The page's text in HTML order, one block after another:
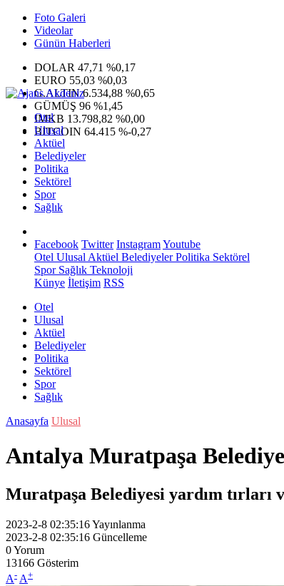
Foto Galeri
Videolar
Günün Haberleri
DOLAR 47,71 %0,17
EURO 55,03 %0,03
G.ALTIN6.534,88 %0,65
GÜMÜŞ 96 %1,45
IMKB 13.798,82 %0,00
BITCOIN 64.415 %-0,27
Otel
Ulusal
Aktüel
Belediyeler
Politika
Sektörel
Spor
Sağlık
Facebook Twitter InstagramYoutube
Otel Ulusal Aktüel BelediyelerPolitika Sektörel
SporSağlık Teknoloji
Künye İletişim RSS
Otel
Ulusal
Aktüel
Belediyeler
Politika
Sektörel
Spor
Sağlık
Anasayfa Ulusal
Antalya Muratpaşa
Muratpaşa Belediyesi yardım tırları
2023-2-8 02:35:16Yayınlanma
2023-2-8 02:35:16 Güncelleme
0Yorum
13166 Gösterim
A- A+